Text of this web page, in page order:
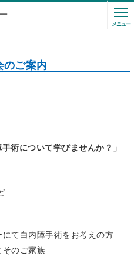
メニュー
のご案内
術について学びませんか？」
て白内障手術をお考えの方
そのご家族